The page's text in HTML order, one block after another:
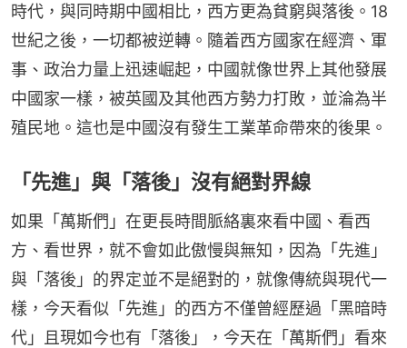
時代，與同時期中國相比，西方更為貧窮與落後。18
世紀之後，一切都被逆轉。隨着西方國家在經濟、軍
事、政治力量上迅速崛起，中國就像世界上其他發展
中國家一樣，被英國及其他西方勢力打敗，並淪為半
殖民地。這也是中國沒有發生工業革命帶來的後果。
「先進」與「落後」沒有絕對界線
如果「萬斯們」在更長時間脈絡裏來看中國、看西
方、看世界，就不會如此傲慢與無知，因為「先進」
與「落後」的界定並不是絕對的，就像傳統與現代一
樣，今天看似「先進」的西方不僅曾經歷過「黑暗時
代」且現如今也有「落後」，今天在「萬斯們」看來